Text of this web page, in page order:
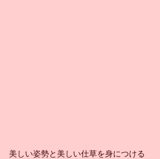
美しい姿勢と美しい仕草を身につける